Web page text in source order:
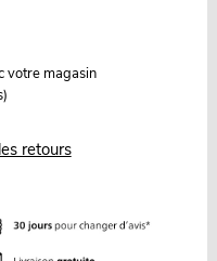
votre magasin
retours